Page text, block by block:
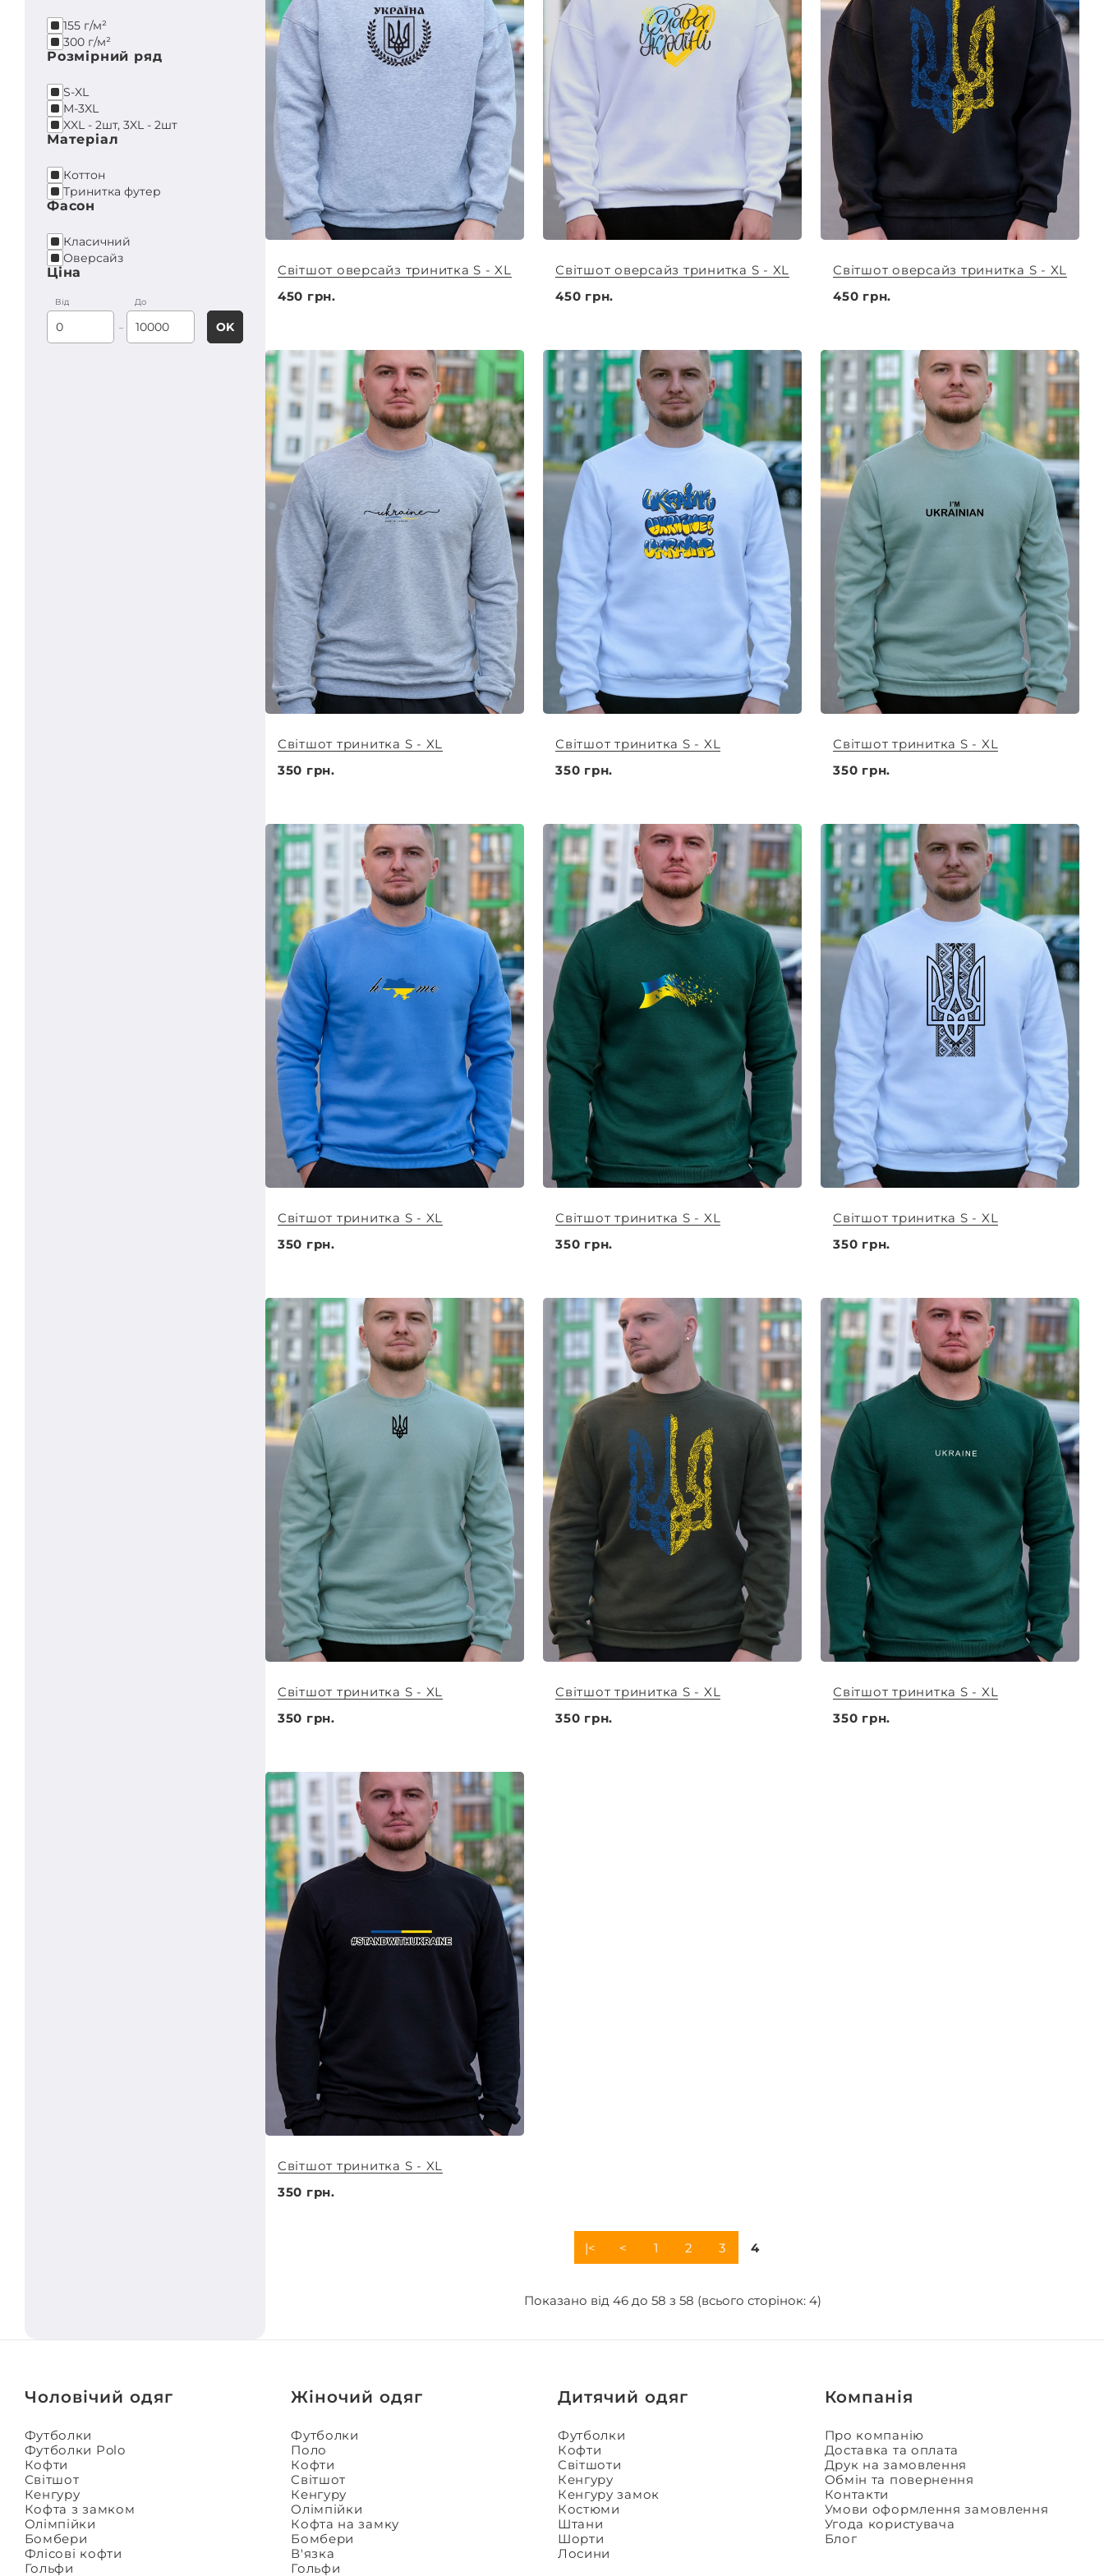
155 г/м²
300 г/м²
Розмірний ряд
S-XL
M-3XL
XXL - 2шт, 3XL - 2шт
Матеріал
Коттон
Тринитка футер
Фасон
Класичний
Оверсайз
Ціна
Вiд До
OK
Світшот оверсайз тринитка S - XL
450 грн.
Світшот оверсайз тринитка S - XL
450 грн.
Світшот оверсайз тринитка S - XL
450 грн.
Світшот тринитка S - XL
350 грн.
Світшот тринитка S - XL
350 грн.
Світшот тринитка S - XL
350 грн.
Світшот тринитка S - XL
350 грн.
Світшот тринитка S - XL
350 грн.
Світшот тринитка S - XL
350 грн.
Світшот тринитка S - XL
350 грн.
Світшот тринитка S - XL
350 грн.
Світшот тринитка S - XL
350 грн.
Світшот тринитка S - XL
350 грн.
|< < 1 2 3 4
Показано від 46 до 58 з 58 (всього сторінок: 4)
Чоловічий одяг
Футболки
Футболки Polo
Кофти
Світшот
Кенгуру
Кофта з замком
Олімпійки
Бомбери
Флісові кофти
Гольфи
Жіночий одяг
Футболки
Поло
Кофти
Світшот
Кенгуру
Олімпійки
Кофта на замку
Бомбери
В'язка
Гольфи
Дитячий одяг
Футболки
Кофти
Світшоти
Кенгуру
Кенгуру замок
Костюми
Штани
Шорти
Лосини
Компанія
Про компанію
Доставка та оплата
Друк на замовлення
Обмін та повернення
Контакти
Умови оформлення замовлення
Угода користувача
Блог